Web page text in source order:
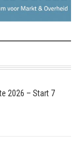
2026 – Start 7